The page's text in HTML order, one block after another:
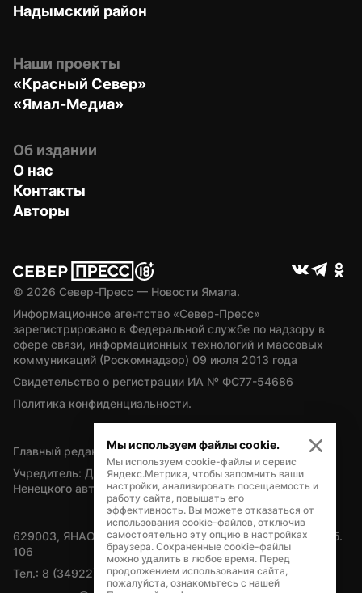
Надымский район
Наши проекты
«Красный Север»
«Ямал-Медиа»
Об издании
О нас
Контакты
Авторы
© 2026 Север-Пресс — Новости Ямала.
Информационное агентство «Север-Пресс»
зарегистрировано в Федеральной службе по надзору в
сфере связи, информационных технологий и массовых
коммуникаций (Роскомнадзор) 09 июля 2013 года
Свидетельство о регистрации ИА № ФС77-54686
Политика конфиденциальности.
Главный редактор — А.Л. Поздеев
Учредитель: Департамент внутренней политики Ямало-
Ненецкого автономного округа
629003, ЯНАО, Салехард, мкр. Богдана Кнунянца, д.1, каб.
106
Тел.: 8 (34922) 71262
Мы используем файлы cookie.
Мы используем cookie-файлы и сервис
Яндекс.Метрика, чтобы запомнить ваши
настройки, анализировать посещаемость и
работу сайта, повышать его
эффективность. Вы можете отказаться от
использования cookie-файлов, отключив
самостоятельно эту опцию в настройках
браузера. Сохраненные cookie-файлы
можно удалить в любое время. Перед
продолжением использования сайта,
пожалуйста, ознакомьтесь с нашей